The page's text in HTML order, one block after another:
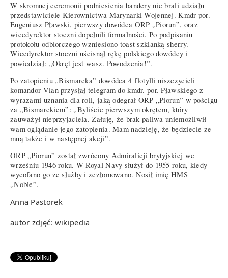
W skromnej ceremonii podniesienia bandery nie brali udziału
przedstawiciele Kierownictwa Marynarki Wojennej. Kmdr por.
Eugeniusz Pławski, pierwszy dowódca ORP „Piorun”, oraz
wicedyrektor stoczni dopełnili formalności. Po podpisaniu
protokołu odbiorczego wzniesiono toast szklanką sherry.
Wicedyrektor stoczni uścisnął rękę polskiego dowódcy i
powiedział: „Okręt jest wasz. Powodzenia!”.
Po zatopieniu „Bismarcka” dowódca 4 flotylli niszczycieli
komandor Vian przysłał telegram do kmdr. por. Pławskiego z
wyrazami uznania dla roli, jaką odegrał ORP „Piorun” w pościgu
za „Bismarckiem”: „Byliście pierwszym okrętem, który
zauważył nieprzyjaciela. Żałuję, że brak paliwa uniemożliwił
wam oglądanie jego zatopienia. Mam nadzieję, że będziecie ze
mną także i w następnej akcji”.
ORP „Piorun” został zwrócony Admiralicji brytyjskiej we
wrześniu 1946 roku. W Royal Navy służył do 1955 roku, kiedy
wycofano go ze służby i zezłomowano. Nosił imię HMS
„Noble”.
Anna Pastorek
autor zdjęć: wikipedia